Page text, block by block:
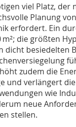
viel Platz,
Planung
erfordert. Ein
die größten
dicht besiedelten
zudem die
und verlängert
wie
neue
stellen.